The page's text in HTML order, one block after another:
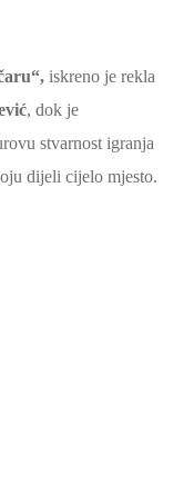
iskreno je rekla
, dok je
stvarnost igranja
dijeli cijelo mjesto.